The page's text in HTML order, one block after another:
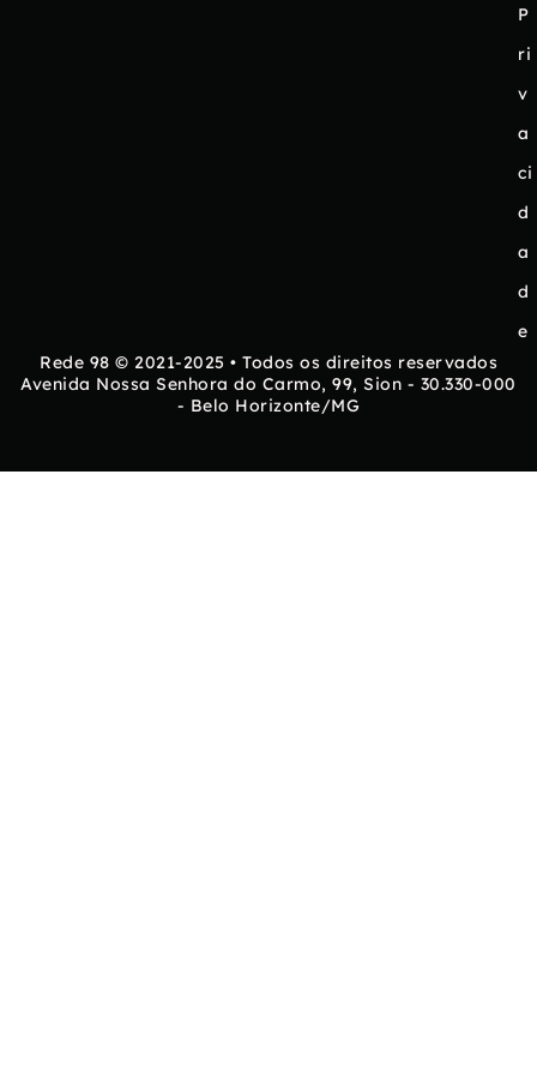
P
ri
v
a
ci
d
a
d
e
Rede 98 © 2021-2025 • Todos os direitos reservados
Avenida Nossa Senhora do Carmo, 99, Sion - 30.330-000
- Belo Horizonte/MG